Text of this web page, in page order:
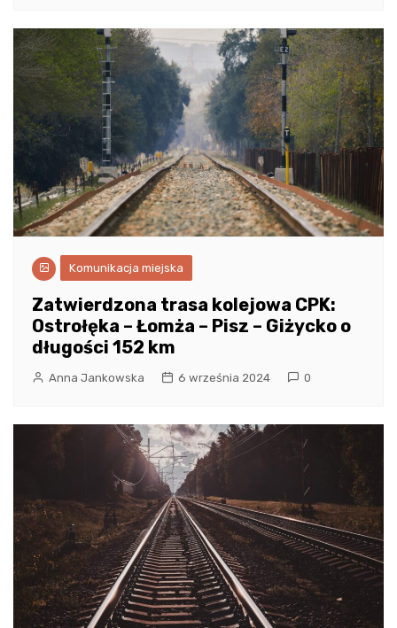
Komunikacja miejska
Zatwierdzona trasa kolejowa CPK:
Ostrołęka – Łomża – Pisz – Giżycko o
długości 152 km
Anna Jankowska 6 września 2024 0